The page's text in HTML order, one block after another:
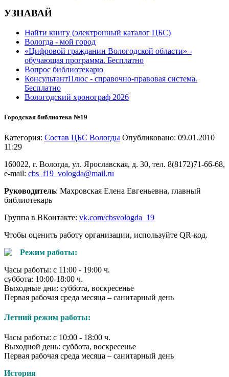
УЗНАВАЙ
Найти книгу (электронный каталог ЦБС)
Вологда - мой город
«Цифровой гражданин Вологодской области» -
обучающая программа. Бесплатно
Вопрос библиотекарю
КонсультантПлюс - справочно-правовая система.
Бесплатно
Вологодский хронограф 2026
Городская библиотека №19
Категория: Состав ЦБС Вологды Опубликовано: 09.01.2010
11:29
160022, г. Вологда, ул. Ярославская, д. 30, тел. 8(8172)71-66-68,
e-mail: cbs_f19_vologda@mail.ru
Руководитель: Махровская Елена Евгеньевна, главный
библиотекарь
Группа в ВКонтакте: vk.com/cbsvologda_19
Чтобы оценить работу организации, используйте QR-код.
Режим работы:
Часы работы: с 11:00 - 19:00 ч.
суббота: 10:00-18:00 ч.
Выходные дни: суббота, воскресенье
Первая рабочая среда месяца – санитарный день
Летний режим работы:
Часы работы: с 10:00 - 18:00 ч.
Выходной день: суббота, воскресенье
Первая рабочая среда месяца – санитарный день
История